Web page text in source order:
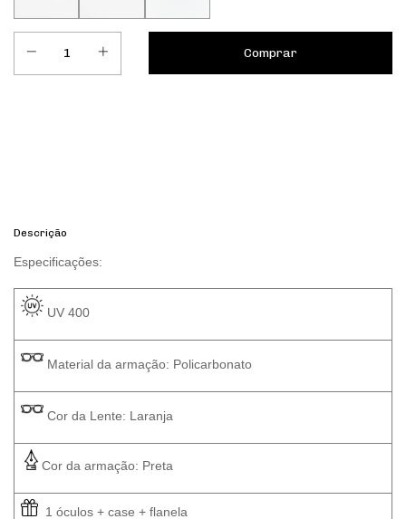
Descrição
Especificações:
UV 400
Material da armação: Policarbonato
Cor da Lente: Laranja
Cor da armação: Preta
1 óculos + case + flanela